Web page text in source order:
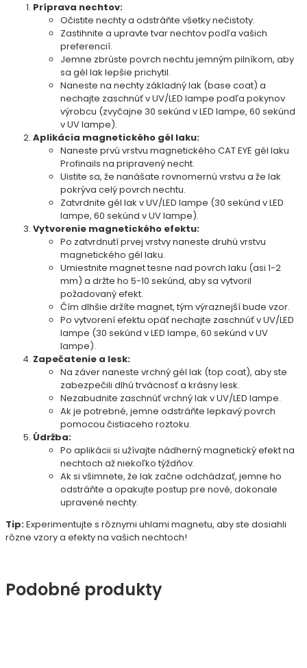
Príprava nechtov:
Očistite nechty a odstráňte všetky nečistoty.
Zastihnite a upravte tvar nechtov podľa vašich
preferencií.
Jemne zbrúste povrch nechtu jemným pilníkom, aby
sa gél lak lepšie prichytil.
Naneste na nechty základný lak (base coat) a
nechajte zaschnúť v UV/LED lampe podľa pokynov
výrobcu (zvyčajne 30 sekúnd v LED lampe, 60 sekúnd
v UV lampe).
Aplikácia magnetického gél laku:
Naneste prvú vrstvu magnetického CAT EYE gél laku
Profinails na pripravený necht.
Uistite sa, že nanášate rovnomernú vrstvu a že lak
pokrýva celý povrch nechtu.
Zatvrdnite gél lak v UV/LED lampe (30 sekúnd v LED
lampe, 60 sekúnd v UV lampe).
Vytvorenie magnetického efektu:
Po zatvrdnutí prvej vrstvy naneste druhú vrstvu
magnetického gél laku.
Umiestnite magnet tesne nad povrch laku (asi 1-2
mm) a držte ho 5-10 sekúnd, aby sa vytvoril
požadovaný efekt.
Čím dlhšie držíte magnet, tým výraznejší bude vzor.
Po vytvorení efektu opäť nechajte zaschnúť v UV/LED
lampe (30 sekúnd v LED lampe, 60 sekúnd v UV
lampe).
Zapečatenie a lesk:
Na záver naneste vrchný gél lak (top coat), aby ste
zabezpečili dlhú trvácnosť a krásny lesk.
Nezabudnite zaschnúť vrchný lak v UV/LED lampe.
Ak je potrebné, jemne odstráňte lepkavý povrch
pomocou čistiaceho roztoku.
Údržba:
Po aplikácii si užívajte nádherný magnetický efekt na
nechtoch až niekoľko týždňov.
Ak si všimnete, že lak začne odchádzať, jemne ho
odstráňte a opakujte postup pre nové, dokonale
upravené nechty.
Tip:Experimentujte s rôznymi uhlami magnetu, aby ste dosiahli
rôzne vzory a efekty na vašich nechtoch!
Podobné produkty